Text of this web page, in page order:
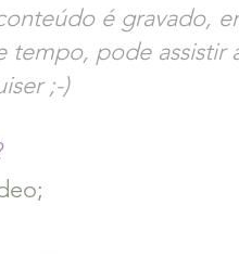
é gravado,
tempo, pode assistir
;-)